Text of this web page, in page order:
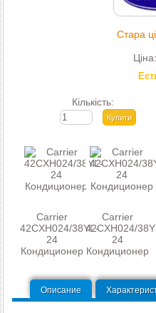
Стара
Ціна:
Кількість:
Carrier
42CXH024/38YL-
24
Кондиционер
Carrier
42CXH024/
24
Кондиционер
Описание